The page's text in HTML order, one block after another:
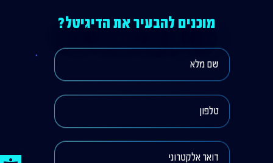
מוכנים להבעיר את הדיגיטל?
פתח